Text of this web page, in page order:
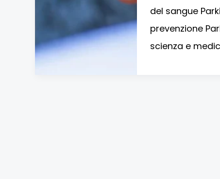
del sangue
prevenzione
scienza e